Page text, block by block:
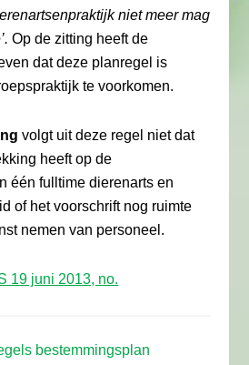
niet meer mag
Op de zitting heeft de
dat deze planregel is
te voorkomen.
volgt uit deze regel niet dat
heeft op de
één fulltime dierenarts en
of het voorschrift nog ruimte
nemen van personeel.
19 juni 2013, no.
bestemmingsplan